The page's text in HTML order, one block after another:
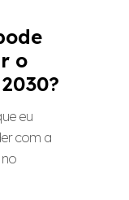
o
eu
com a